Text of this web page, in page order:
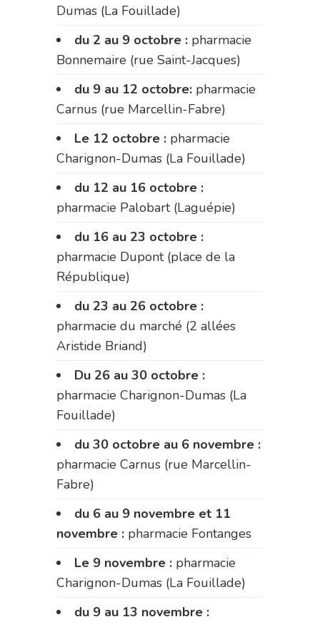
Dumas (La Fouillade)
du 2 au 9 octobre : pharmacie
Bonnemaire (rue Saint-Jacques)
du 9 au 12 octobre: pharmacie
Carnus (rue Marcellin-Fabre)
Le 12 octobre : pharmacie
Charignon-Dumas (La Fouillade)
du 12 au 16 octobre :
pharmacie Palobart (Laguépie)
du 16 au 23 octobre :
pharmacie Dupont (place de la
République)
du 23 au 26 octobre :
pharmacie du marché (2 allées
Aristide Briand)
Du 26 au 30 octobre :
pharmacie Charignon-Dumas (La
Fouillade)
du 30 octobre au 6 novembre :
pharmacie Carnus (rue Marcellin-
Fabre)
du 6 au 9 novembre et 11
novembre : pharmacie Fontanges
Le 9 novembre : pharmacie
Charignon-Dumas (La Fouillade)
du 9 au 13 novembre :